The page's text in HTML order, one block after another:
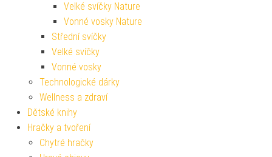
Velké svíčky Nature
Vonné vosky Nature
Střední svíčky
Velké svíčky
Vonné vosky
Technologické dárky
Wellness a zdraví
Dětské knihy
Hračky a tvoření
Chytré hračky